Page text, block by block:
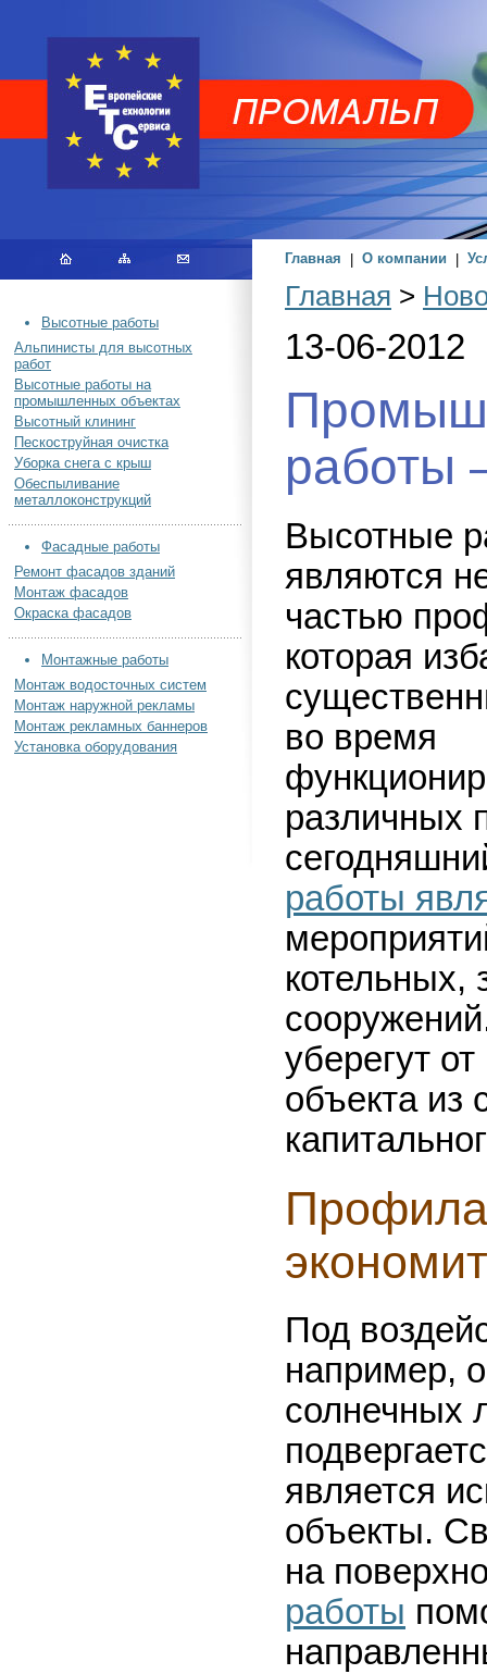
Главная О компании
Высотные работы
Альпинисты для высотных
работ
Высотные работы на
промышленных объектах
Высотный клининг
Пескоструйная очистка
Уборка снега с крыш
Обеспыливание
металлоконструкций
Фасадные работы
Ремонт фасадов зданий
Монтаж фасадов
Окраска фасадов
Монтажные работы
Монтаж водосточных систем
Монтаж наружной рекламы
Монтаж рекламных баннеров
Установка оборудования
Главная >
13-06-2012
работы
Высотные
являются
частью
которая
во время
различных
работы
котельных,
уберегут
объекта из
Под
например,
солнечных
является
объекты.
на
работы